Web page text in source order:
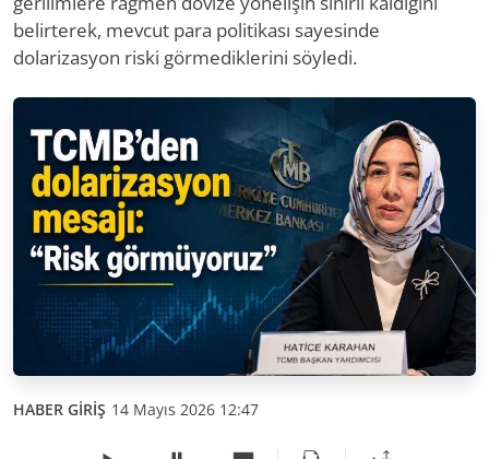
belirterek, mevcut para politikası sayesinde
dolarizasyon riski görmediklerini söyledi.
HABER GİRİŞ 14 Mayıs 2026 12:47